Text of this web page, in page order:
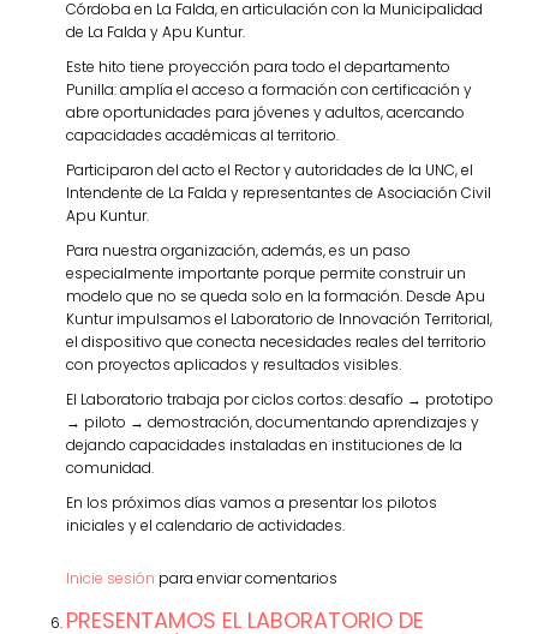
Córdoba en La Falda, en articulación con la Municipalidad
de La Falda y Apu Kuntur.
Este hito tiene proyección para todo el departamento
Punilla: amplía el acceso a formación con certificación y
abre oportunidades para jóvenes y adultos, acercando
capacidades académicas al territorio.
Participaron del acto el Rector y autoridades de la UNC, el
Intendente de La Falda y representantes de Asociación Civil
Apu Kuntur.
Para nuestra organización, además, es un paso
especialmente importante porque permite construir un
modelo que no se queda solo en la formación. Desde Apu
Kuntur impulsamos el Laboratorio de Innovación Territorial,
el dispositivo que conecta necesidades reales del territorio
con proyectos aplicados y resultados visibles.
El Laboratorio trabaja por ciclos cortos: desafío → prototipo
→ piloto → demostración, documentando aprendizajes y
dejando capacidades instaladas en instituciones de la
comunidad.
En los próximos días vamos a presentar los pilotos
iniciales y el calendario de actividades.
Inicie sesión para enviar comentarios
PRESENTAMOS EL LABORATORIO DE